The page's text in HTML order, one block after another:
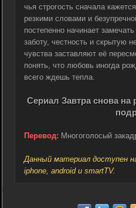
чья строгость сначала
резкими словами и
постепенно начинает
заботу, честность и скрытую
чувства заставляют её
понять, что любовь иногда
всего ждешь тепла.
Сериал Завтра снова на
Перевод: Многоголосый
Данный материал доступен
iphone, android и smartTV.